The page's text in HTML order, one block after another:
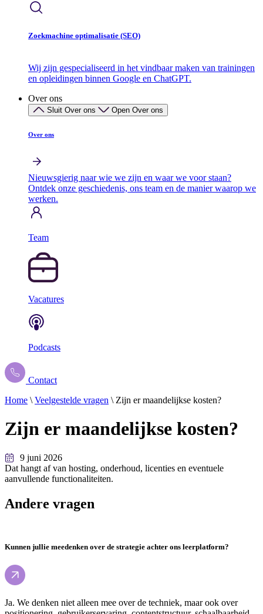
Zoekmachine optimalisatie (SEO)
Wij zijn gespecialiseerd in het vindbaar maken van trainingen
en opleidingen binnen Google en ChatGPT.
Over ons
Sluit Over ons Open Over ons
Over ons
Nieuwsgierig naar wie we zijn en waar we voor staan?
Ontdek onze geschiedenis, ons team en de manier waarop we
werken.
Team
Vacatures
Podcasts
Contact
Home \ Veelgestelde vragen \ Zijn er maandelijkse kosten?
Zijn er maandelijkse kosten?
9 juni 2026
Dat hangt af van hosting, onderhoud, licenties en eventuele
aanvullende functionaliteiten.
Andere vragen
Kunnen jullie meedenken over de strategie achter ons leerplatform?
Ja. We denken niet alleen mee over de techniek, maar ook over